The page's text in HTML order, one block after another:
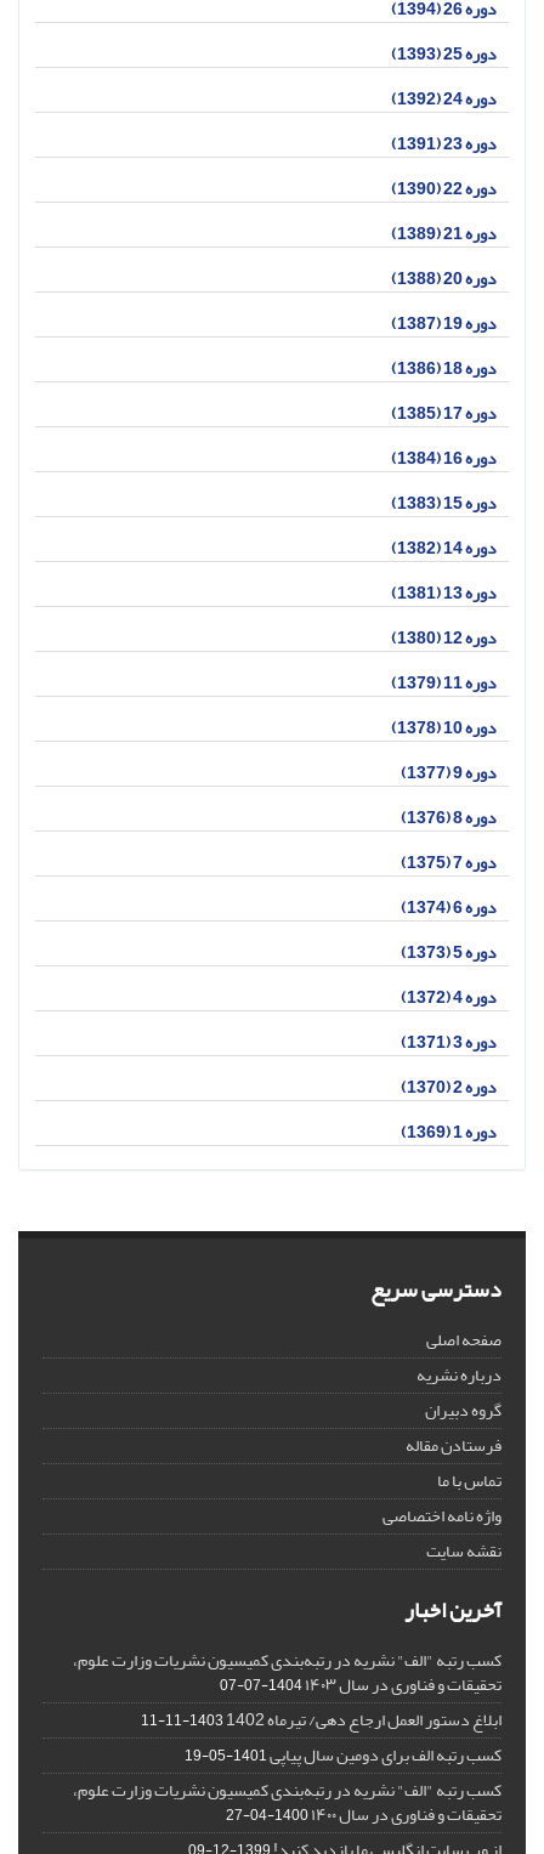
دوره 26 (1394)
دوره 25 (1393)
دوره 24 (1392)
دوره 23 (1391)
دوره 22 (1390)
دوره 21 (1389)
دوره 20 (1388)
دوره 19 (1387)
دوره 18 (1386)
دوره 17 (1385)
دوره 16 (1384)
دوره 15 (1383)
دوره 14 (1382)
دوره 13 (1381)
دوره 12 (1380)
دوره 11 (1379)
دوره 10 (1378)
دوره 9 (1377)
دوره 8 (1376)
دوره 7 (1375)
دوره 6 (1374)
دوره 5 (1373)
دوره 4 (1372)
دوره 3 (1371)
دوره 2 (1370)
دوره 1 (1369)
دسترسی سریع
صفحه اصلی
درباره نشریه
گروه دبیران
فرستادن مقاله
تماس با ما
واژه نامه اختصاصی
نقشه سایت
آخرین اخبار
کسب رتبه "الف" نشریه در رتبه‌بندی کمیسیون نشریات وزارت علوم،
تحقیقات و فناوری در سال ۱۴۰۳ 1404-07-07
ابلاغ دستور العمل ارجاع دهی/ تیرماه 1402 1403-11-11
کسب رتبه الف برای دومین سال پیاپی1401-05-19
کسب رتبه "الف" نشریه در رتبه‌بندی کمیسیون نشریات وزارت علوم،
تحقیقات و فناوری در سال ۱۴۰۰ 1400-04-27